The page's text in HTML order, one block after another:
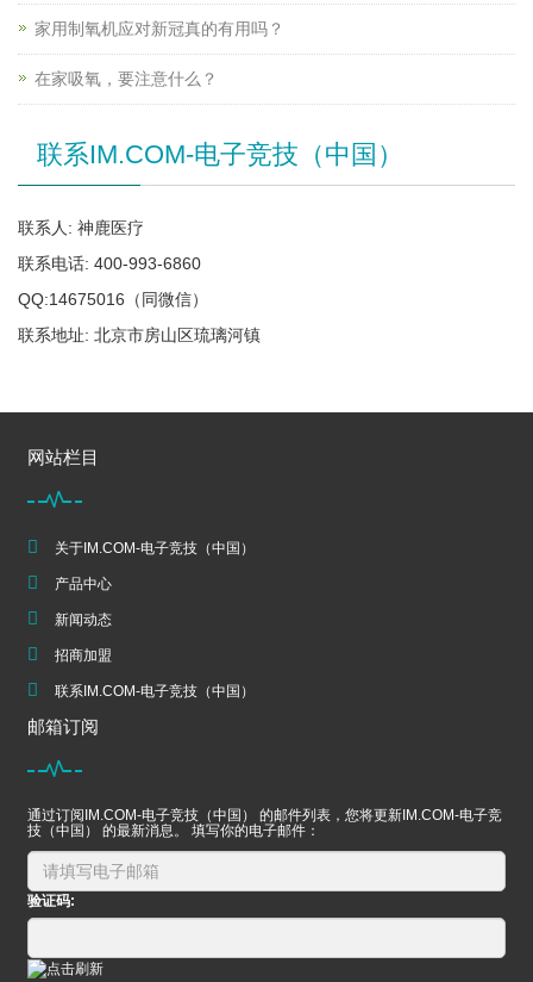
家用制氧机应对新冠真的有用吗？
在家吸氧，要注意什么？
联系IM.COM-电子竞技（中国）
联系人: 神鹿医疗
联系电话: 400-993-6860
QQ:14675016（同微信）
联系地址: 北京市房山区琉璃河镇
网站栏目
关于IM.COM-电子竞技（中国）
产品中心
新闻动态
招商加盟
联系IM.COM-电子竞技（中国）
邮箱订阅
通过订阅IM.COM-电子竞技（中国） 的邮件列表，您将更新IM.COM-电子竞
技（中国） 的最新消息。 填写你的电子邮件：
验证码: